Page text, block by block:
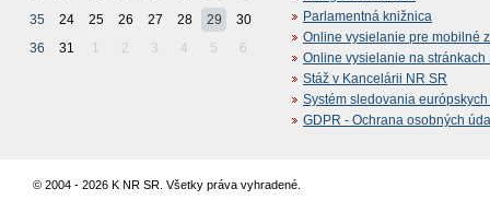
35
24 25 26 27 28 29
30
36
31 1 2 3 4 5 6
Parlamentná knižnica
Online vysielanie pre mobilné
Online vysielanie na stránkach
Stáž v Kancelárii NR SR
Systém sledovania
GDPR - Ochrana osobných
© 2004 - 2026 K NR SR. Všetky práva vyhradené.